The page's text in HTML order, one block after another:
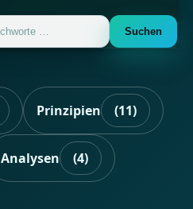
Suchen
Prinzipien (11)
Analysen (4)